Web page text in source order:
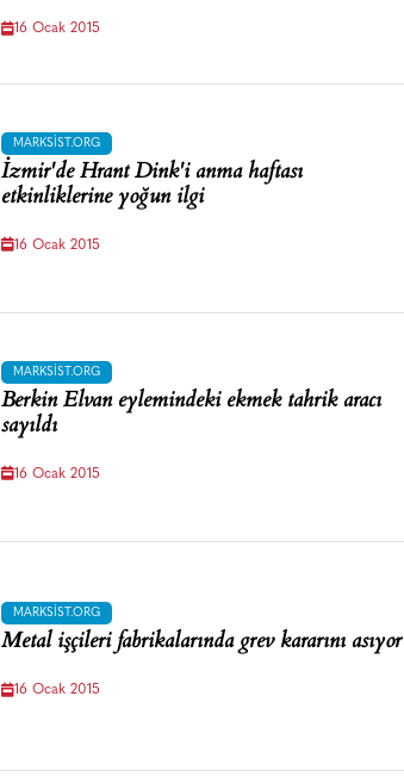
16 Ocak 2015
MARKSIST.ORG
İzmir'de Hrant Dink'i anma haftası
etkinliklerine yoğun ilgi
16 Ocak 2015
MARKSIST.ORG
Berkin Elvan eylemindeki ekmek tahrik aracı
sayıldı
16 Ocak 2015
MARKSIST.ORG
Metal işçileri fabrikalarında grev kararını asıyor
16 Ocak 2015